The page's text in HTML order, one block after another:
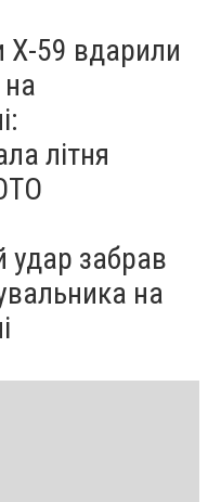
Х-59 вдарили
літня
удар забрав
на